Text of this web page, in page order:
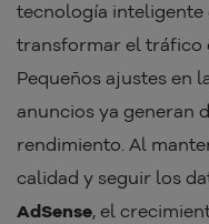
tecnología inteligente
transformar el tráfico
Pequeños ajustes en
anuncios ya generan
rendimiento. Al
calidad y seguir los
AdSense, el